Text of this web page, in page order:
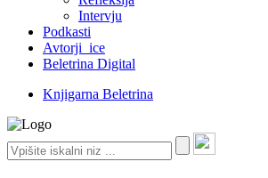
Intervju
Podkasti
Avtorji_ice
Beletrina Digital
Knjigarna Beletrina